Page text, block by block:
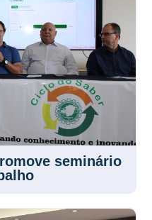
seminário